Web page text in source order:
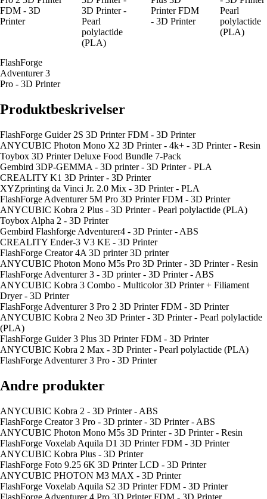
FDM - 3D
Printer
3D Printer -
Pearl
polylactide
(PLA)
Printer FDM
- 3D Printer
Pearl
polylactide
(PLA)
FlashForge
Adventurer 3
Pro - 3D Printer
Produktbeskrivelser
FlashForge Guider 2S 3D Printer FDM - 3D Printer
ANYCUBIC Photon Mono X2 3D Printer - 4k+ - 3D Printer - Resin
Toybox 3D Printer Deluxe Food Bundle 7-Pack
Gembird 3DP-GEMMA - 3D printer - 3D Printer - PLA
CREALITY K1 3D Printer - 3D Printer
XYZprinting da Vinci Jr. 2.0 Mix - 3D Printer - PLA
FlashForge Adventurer 5M Pro 3D Printer FDM - 3D Printer
ANYCUBIC Kobra 2 Plus - 3D Printer - Pearl polylactide (PLA)
Toybox Alpha 2 - 3D Printer
Gembird Flashforge Adventurer4 - 3D Printer - ABS
CREALITY Ender-3 V3 KE - 3D Printer
FlashForge Creator 4A 3D printer 3D printer
ANYCUBIC Photon Mono M5s Pro 3D Printer - 3D Printer - Resin
FlashForge Adventurer 3 - 3D printer - 3D Printer - ABS
ANYCUBIC Kobra 3 Combo - Multicolor 3D Printer + Filiament
Dryer - 3D Printer
FlashForge Adventurer 3 Pro 2 3D Printer FDM - 3D Printer
ANYCUBIC Kobra 2 Neo 3D Printer - 3D Printer - Pearl polylactide
(PLA)
FlashForge Guider 3 Plus 3D Printer FDM - 3D Printer
ANYCUBIC Kobra 2 Max - 3D Printer - Pearl polylactide (PLA)
FlashForge Adventurer 3 Pro - 3D Printer
Andre produkter
ANYCUBIC Kobra 2 - 3D Printer - ABS
FlashForge Creator 3 Pro - 3D printer - 3D Printer - ABS
ANYCUBIC Photon Mono M5s 3D Printer - 3D Printer - Resin
FlashForge Voxelab Aquila D1 3D Printer FDM - 3D Printer
ANYCUBIC Kobra Plus - 3D Printer
FlashForge Foto 9.25 6K 3D Printer LCD - 3D Printer
ANYCUBIC PHOTON M3 MAX - 3D Printer
FlashForge Voxelab Aquila S2 3D Printer FDM - 3D Printer
FlashForge Adventurer 4 Pro 3D Printer FDM - 3D Printer